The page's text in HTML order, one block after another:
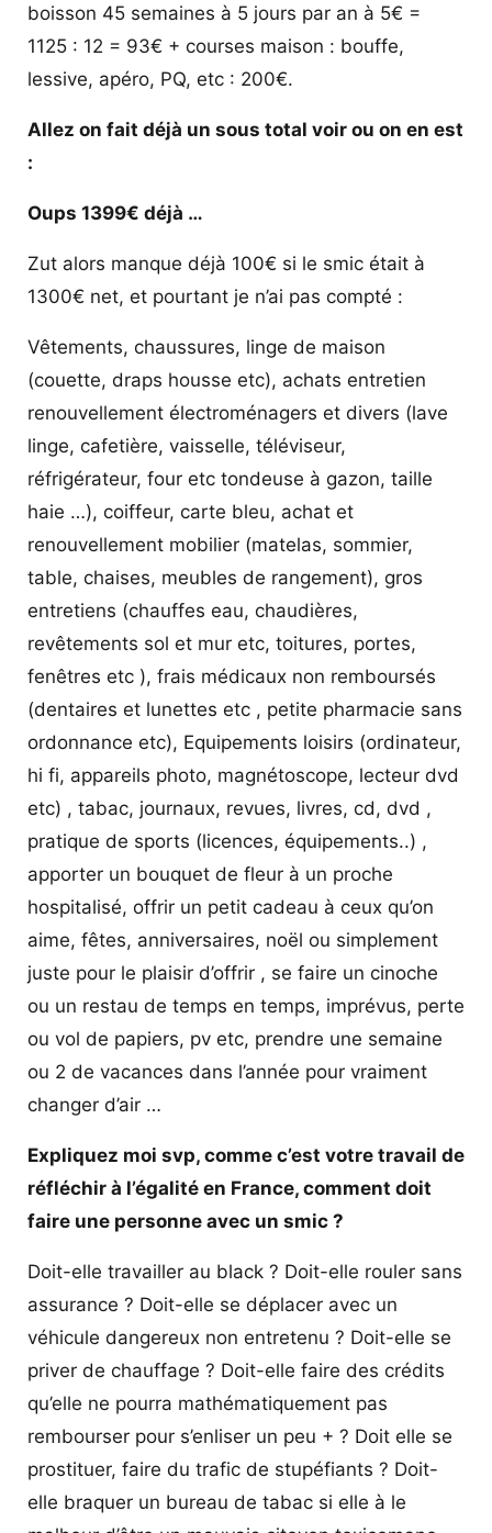
boisson 45 semaines à 5 jours par an à 5€ =
1125 : 12 = 93€ + courses maison : bouffe,
lessive, apéro, PQ, etc : 200€.
Allez on fait déjà un sous total voir ou on en est
:
Oups 1399€ déjà …
Zut alors manque déjà 100€ si le smic était à
1300€ net, et pourtant je n’ai pas compté :
Vêtements, chaussures, linge de maison
(couette, draps housse etc), achats entretien
renouvellement électroménagers et divers (lave
linge, cafetière, vaisselle, téléviseur,
réfrigérateur, four etc tondeuse à gazon, taille
haie …), coiffeur, carte bleu, achat et
renouvellement mobilier (matelas, sommier,
table, chaises, meubles de rangement), gros
entretiens (chauffes eau, chaudières,
revêtements sol et mur etc, toitures, portes,
fenêtres etc ), frais médicaux non remboursés
(dentaires et lunettes etc , petite pharmacie sans
ordonnance etc), Equipements loisirs (ordinateur,
hi fi, appareils photo, magnétoscope, lecteur dvd
etc) , tabac, journaux, revues, livres, cd, dvd ,
pratique de sports (licences, équipements..) ,
apporter un bouquet de fleur à un proche
hospitalisé, offrir un petit cadeau à ceux qu’on
aime, fêtes, anniversaires, noël ou simplement
juste pour le plaisir d’offrir , se faire un cinoche
ou un restau de temps en temps, imprévus, perte
ou vol de papiers, pv etc, prendre une semaine
ou 2 de vacances dans l’année pour vraiment
changer d’air …
Expliquez moi svp, comme c’est votre travail de
réfléchir à l’égalité en France, comment doit
faire une personne avec un smic ?
Doit-elle travailler au black ? Doit-elle rouler sans
assurance ? Doit-elle se déplacer avec un
véhicule dangereux non entretenu ? Doit-elle se
priver de chauffage ? Doit-elle faire des crédits
qu’elle ne pourra mathématiquement pas
rembourser pour s’enliser un peu + ? Doit elle se
prostituer, faire du trafic de stupéfiants ? Doit-
elle braquer un bureau de tabac si elle à le